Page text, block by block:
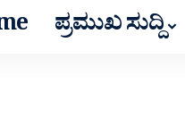
ಪ್ರಮುಖ ಸುದ್ದಿ